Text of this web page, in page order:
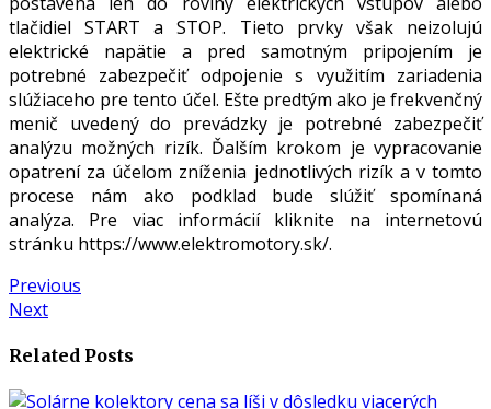
tlačidiel START a STOP. Tieto prvky však neizolujú
elektrické napätie a pred samotným pripojením je
potrebné zabezpečiť odpojenie s využitím zariadenia
slúžiaceho pre tento účel. Ešte predtým ako je frekvenčný
menič uvedený do prevádzky je potrebné zabezpečiť
analýzu možných rizík. Ďalším krokom je vypracovanie
opatrení za účelom zníženia jednotlivých rizík a v tomto
procese nám ako podklad bude slúžiť spomínaná
analýza. Pre viac informácií kliknite na internetovú
stránku https://www.elektromotory.sk/.
Navigácia
v
článku
Previous
NextNext
Related Posts